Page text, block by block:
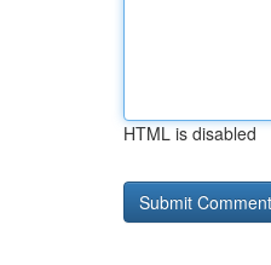
HTML is disabled